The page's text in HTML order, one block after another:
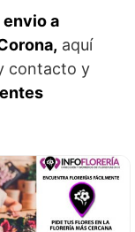
a
aquí
contacto y